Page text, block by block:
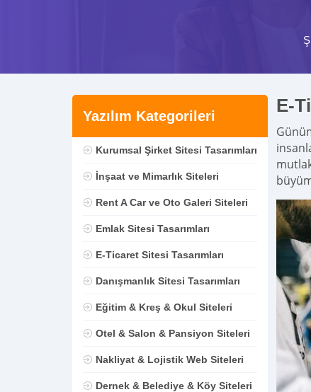
Yazılım Kategorileri
Kurumsal Şirket Sitesi Tasarımları
İnşaat ve Mimarlık Siteleri
Rent A Car ve Oto Galeri Siteleri
Emlak Sitesi Tasarımları
E-Ticaret Sitesi Tasarımları
Danışmanlık Sitesi Tasarımları
Eğitim & Kreş & Okul Siteleri
Otel & Salon & Pansiyon Siteleri
Nakliyat & Lojistik Web Siteleri
Dernek & Belediye & Köy Siteleri
E-